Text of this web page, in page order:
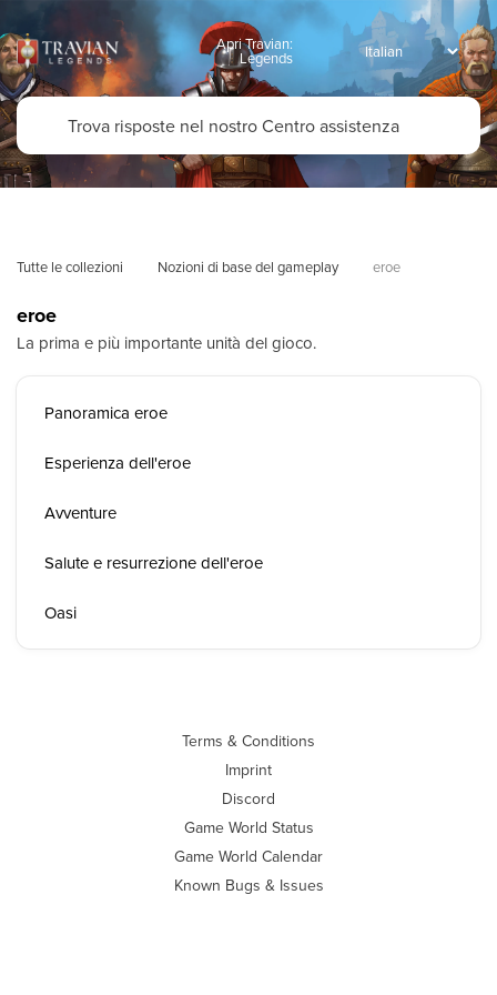
Apri Travian:
Legends
Tutte le collezioni Nozioni di base del gameplay eroe
eroe
La prima e più importante unità del gioco.
Panoramica eroe
Esperienza dell'eroe
Avventure
Salute e resurrezione dell'eroe
Oasi
Terms & Conditions
Imprint
Discord
Game World Status
Game World Calendar
Known Bugs & Issues